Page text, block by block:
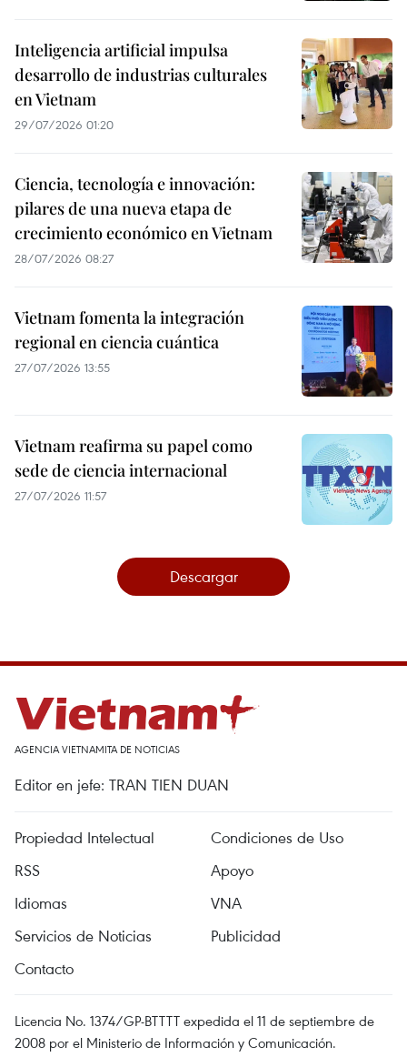
Inteligencia artificial impulsa
desarrollo de industrias culturales
en Vietnam
29/07/2026 01:20
Ciencia, tecnología e innovación:
pilares de una nueva etapa de
crecimiento económico en Vietnam
28/07/2026 08:27
Vietnam fomenta la integración
regional en ciencia cuántica
27/07/2026 13:55
Vietnam reafirma su papel como
sede de ciencia internacional
27/07/2026 11:57
Descargar
AGENCIA VIETNAMITA DE NOTICIAS
Editor en jefe: TRAN TIEN DUAN
Propiedad Intelectual
Condiciones de Uso
RSS
Apoyo
Idiomas
VNA
Servicios de Noticias
Publicidad
Contacto
Licencia No. 1374/GP-BTTTT expedida el 11 de septiembre de
2008 por el Ministerio de Información y Comunicación.